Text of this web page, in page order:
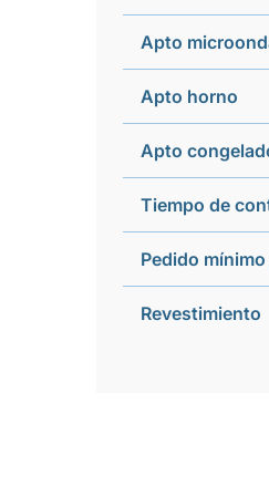
Apto
Apto horno
Apto
Tiempo de
Pedido
Revestimiento